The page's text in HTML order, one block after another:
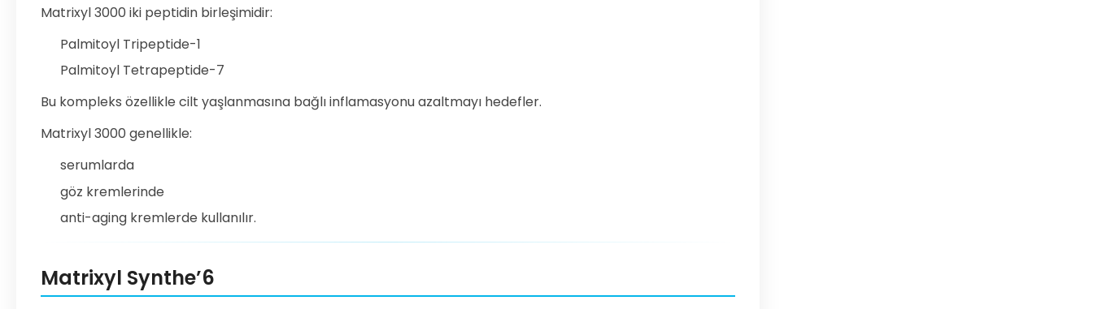
Matrixyl 3000 iki peptidin birleşimidir:
Palmitoyl Tripeptide-1
Palmitoyl Tetrapeptide-7
Bu kompleks özellikle cilt yaşlanmasına bağlı inflamasyonu azaltmayı hedefler.
Matrixyl 3000 genellikle:
serumlarda
göz kremlerinde
anti-aging kremlerde kullanılır.
Matrixyl Synthe’6